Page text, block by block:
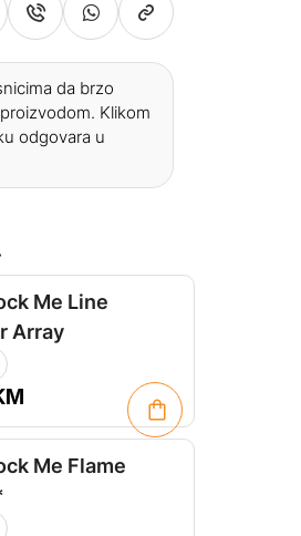
da brzo
Klikom
odgovara u
Me Line
Array
Me Flame